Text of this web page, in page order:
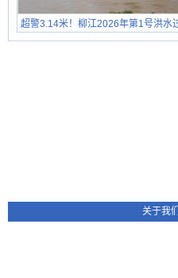
超警3.14米！柳江2026年第1号洪水
在堤岸见证汛况
关于我们